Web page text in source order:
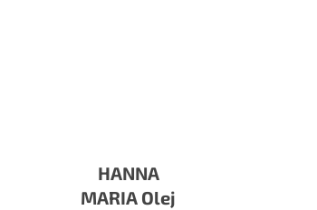
HANNA
MARIA Olej